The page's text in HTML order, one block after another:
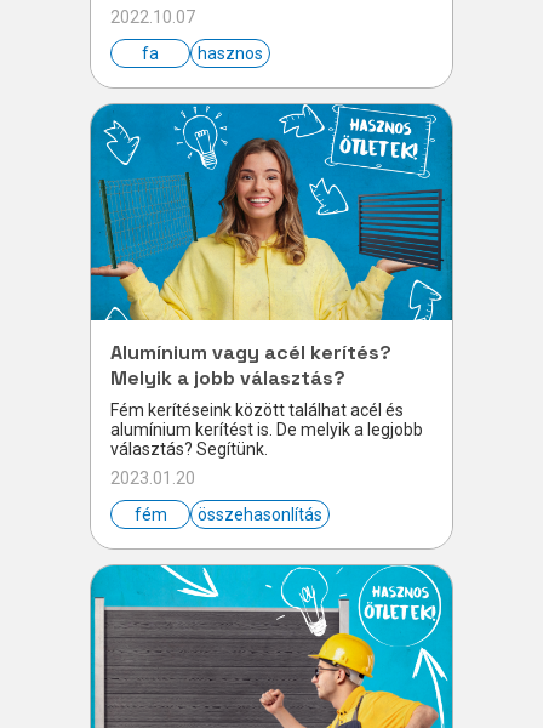
2022.10.07
fa
hasznos
Alumínium vagy acél kerítés?
Melyik a jobb választás?
Fém kerítéseink között találhat acél és
alumínium kerítést is. De melyik a legjobb
választás? Segítünk.
2023.01.20
fém
összehasonlítás